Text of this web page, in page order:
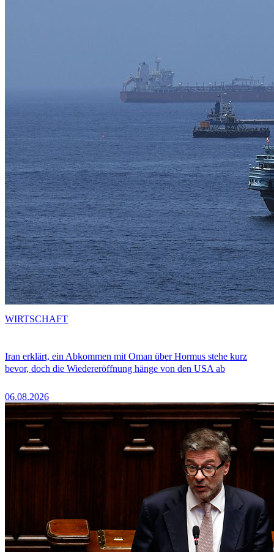
Iran erklärt, ein Abkommen mit Oman über Hormus stehe kurz
bevor, doch die Wiedereröffnung hänge von den USA ab
06.08.2026
WIRTSCHAFT